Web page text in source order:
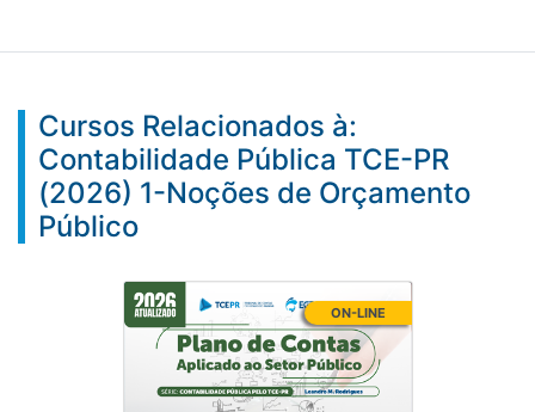
Cursos Relacionados à:
Contabilidade Pública TCE-PR
(2026) 1-Noções de Orçamento
Público
ON-LINE